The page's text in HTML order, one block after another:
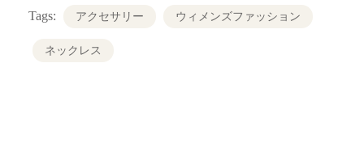
Tags: アクセサリー ウィメンズファッション
ネックレス